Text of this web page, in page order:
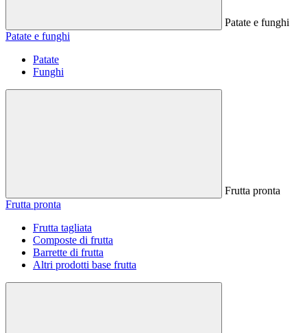
Patate e funghi
Patate e funghi
Patate
Funghi
Frutta pronta
Frutta pronta
Frutta tagliata
Composte di frutta
Barrette di frutta
Altri prodotti base frutta